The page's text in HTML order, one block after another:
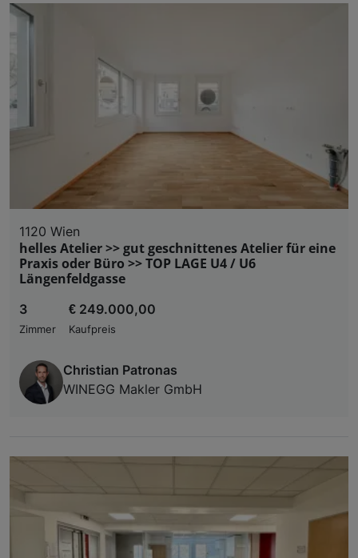
1120 Wien
helles Atelier >> gut geschnittenes Atelier für eine
Praxis oder Büro >> TOP LAGE U4 / U6
Längenfeldgasse
3
Zimmer
€ 249.000,00
Kaufpreis
Christian Patronas
WINEGG Makler GmbH